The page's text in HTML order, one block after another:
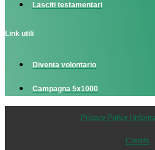
Lasciti testamentari
Link utili
Diventa volontario
Campagna 5x1000
Privacy Policy |
Credits